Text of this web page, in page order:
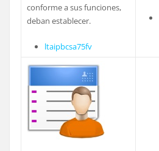
conforme a sus funciones,
deban establecer.
ltaipbcsa75fv